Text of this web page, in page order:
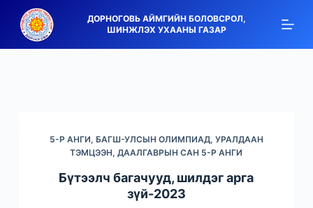
i
ДОРНОГОВЬ АЙМГИЙН БОЛОВСРОЛ,
ШИНЖЛЭХ УХААНЫ ГАЗАР
5-Р АНГИ, БАГШ-УЛСЫН ОЛИМПИАД, УРАЛДААН
ТЭМЦЭЭН,ДААЛГАВРЫН САН 5-Р АНГИ
Бүтээлч багачууд, шилдэг арга
зүй-2023